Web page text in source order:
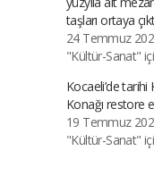
taşları ortaya
24 Temmuz
"Kültür-Sanat"
Kocaeli’de tarihi
Konağı restore
19 Temmuz
"Kültür-Sanat"